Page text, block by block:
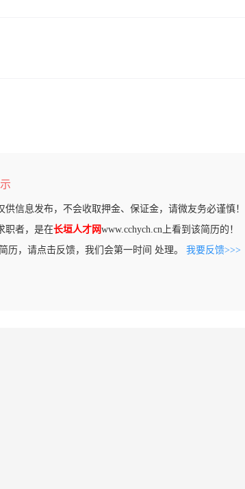
供信息发布，不会收取押金、保证金，请微友务必谨慎！
职者，是在长垣人才网www.cchych.cn上看到该简历的！
历，请点击反馈，我们会第一时间 处理。 我要反馈>>>